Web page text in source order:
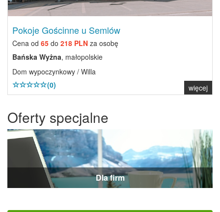
Pokoje Gościnne u Semlów
Cena od 65 do 218 PLN za osobę
Bańska Wyżna, małopolskie
Dom wypoczynkowy / Willa
(0)
więcej
Oferty specjalne
Dla firm